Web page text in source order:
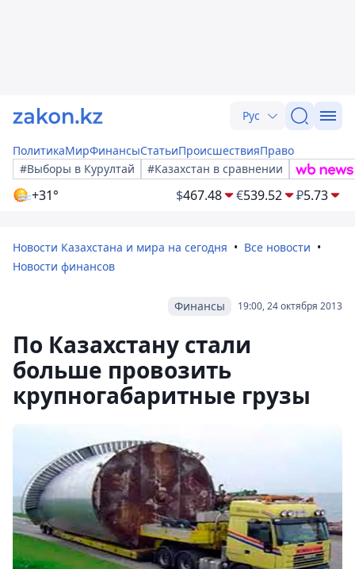
Рус
ПолитикаМирФинансыСтатьиПроисшествияПраво
#Выборы в Курултай
#Казахстан в сравнении
+31° $467.48 €539.52 ₽5.73
Новости Казахстана и мира на сегодня
Все новости
Новости финансов
19:00, 24 октября 2013
Финансы
По Казахстану стали
больше провозить
крупногабаритные грузы